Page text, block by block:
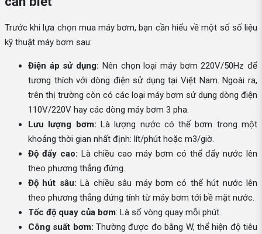
Trước khi lựa chọn mua máy bơm, bạn cần hiểu về một số số liệu
kỹ thuật máy bơm sau:
Điện áp sử dụng: Nên chọn loại máy bơm 220V/50Hz để
tương thích với dòng điện sử dụng tại Việt Nam. Ngoài ra,
trên thị trường còn có các loại máy bơm sử dụng dòng điện
110V/220V hay các dòng máy bơm 3 pha.
Lưu lượng bơm: Là lượng nước có thể bơm trong một
khoảng thời gian nhất định: lít/phút hoặc m3/giờ.
Độ đẩy cao: Là chiều cao máy bơm có thể đẩy nước lên
theo phương thẳng đứng.
Độ hút sâu: Là chiều sâu máy bơm có thể hút nước lên
theo phương thẳng đứng tính từ máy bơm tới bề mặt nước.
Tốc độ quay của bơm: Là số vòng quay mỗi phút.
Công suất bơm: Thường được đo bằng W, thể hiện độ tiêu